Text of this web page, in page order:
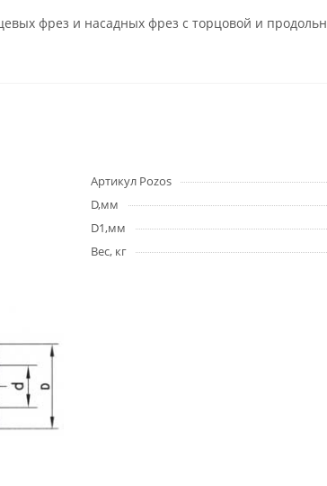
фрез и насадных фрез с торцовой и
Артикул Pozos
D,мм
D1,мм
Вес, кг